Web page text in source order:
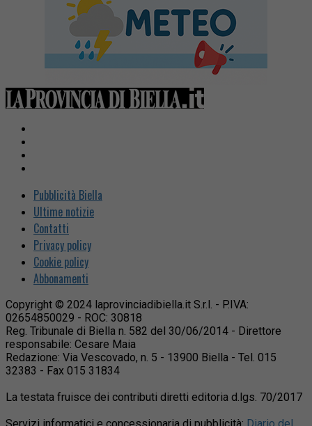
Pubblicità Biella
Ultime notizie
Contatti
Privacy policy
Cookie policy
Abbonamenti
Copyright © 2024 laprovinciadibiella.it S.r.l. - P.IVA:
02654850029 - ROC: 30818
Reg. Tribunale di Biella n. 582 del 30/06/2014 - Direttore
responsabile: Cesare Maia
Redazione: Via Vescovado, n. 5 - 13900 Biella - Tel. 015
32383 - Fax 015 31834
La testata fruisce dei contributi diretti editoria d.lgs. 70/2017